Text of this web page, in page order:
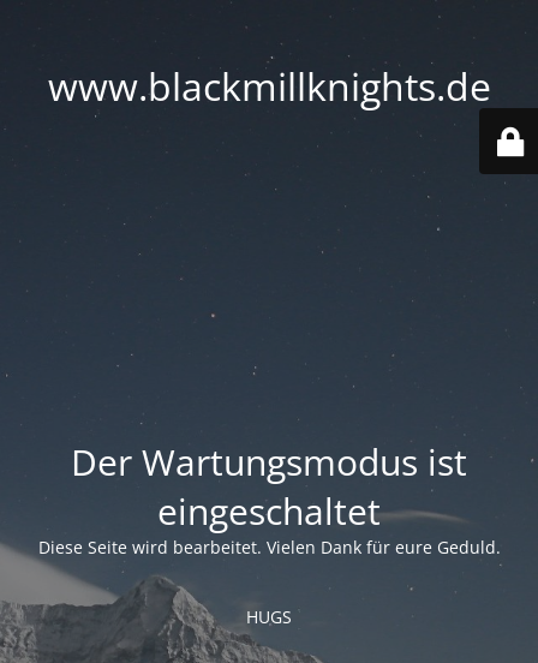
www.blackmillknights.de
Der Wartungsmodus ist
eingeschaltet
Diese Seite wird bearbeitet. Vielen Dank für eure Geduld.
HUGS